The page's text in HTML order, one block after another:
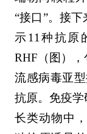
“接口”。接
示11种抗原
RHF（图）
流感病毒亚
抗原。免疫
长类动物中